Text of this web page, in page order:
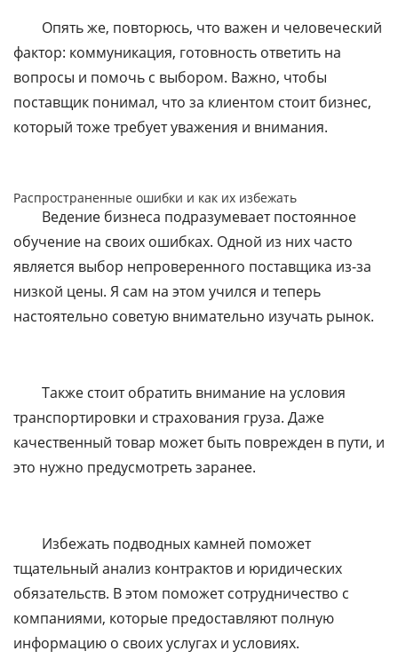
Опять же, повторюсь, что важен и человеческий
фактор: коммуникация, готовность ответить на
вопросы и помочь с выбором. Важно, чтобы
поставщик понимал, что за клиентом стоит бизнес,
который тоже требует уважения и внимания.
Распространенные ошибки и как их избежать
Ведение бизнеса подразумевает постоянное
обучение на своих ошибках. Одной из них часто
является выбор непроверенного поставщика из-за
низкой цены. Я сам на этом учился и теперь
настоятельно советую внимательно изучать рынок.
Также стоит обратить внимание на условия
транспортировки и страхования груза. Даже
качественный товар может быть поврежден в пути, и
это нужно предусмотреть заранее.
Избежать подводных камней поможет
тщательный анализ контрактов и юридических
обязательств. В этом поможет сотрудничество с
компаниями, которые предоставляют полную
информацию о своих услугах и условиях.